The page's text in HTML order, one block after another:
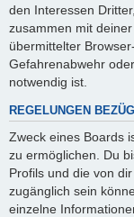
den Interessen
zusammen mit
übermittelter
Gefahrenabwehr
notwendig ist.
REGELUNGEN
Zweck eines Boards
zu ermöglichen. Du
Profils und die von
zugänglich sein
einzelne